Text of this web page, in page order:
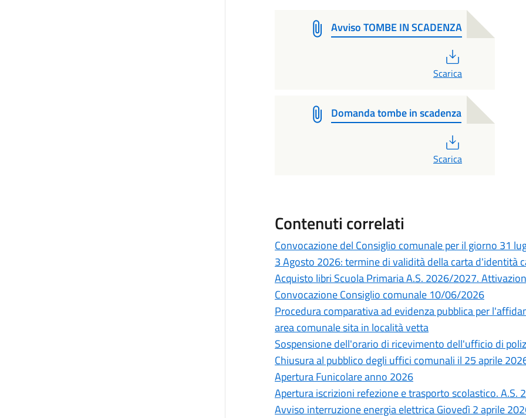
Avviso TOMBE IN SCADENZA
Scarica
Domanda tombe in scadenza
Scarica
Contenuti correlati
Convocazione del Consiglio comunale per il giorno 31
3 Agosto 2026: termine di validità della carta d'identità
Acquisto libri Scuola Primaria A.S. 2026/2027.
Convocazione Consiglio comunale 10/06/2026
Procedura comparativa ad evidenza pubblica per
area comunale sita in località vetta
Sospensione dell'orario di ricevimento dell'ufficio di
Chiusura al pubblico degli uffici comunali il 25 aprile
Apertura Funicolare anno 2026
Apertura iscrizioni refezione e trasporto scolastico. A.S.
Avviso interruzione energia elettrica Giovedì 2 aprile